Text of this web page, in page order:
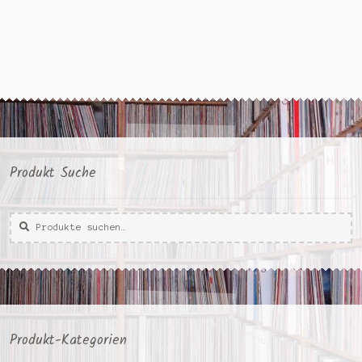
Produkt Suche
Suche
nach:
Suche
Produkt-Kategorien